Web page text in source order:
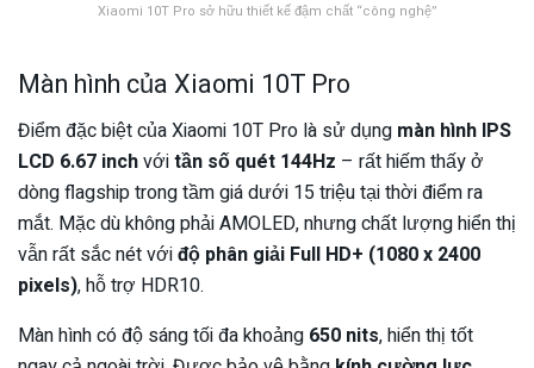
Xiaomi 10T Pro sở hữu thiết kế đậm chất “công nghệ”
Màn hình của Xiaomi 10T Pro
Điểm đặc biệt của Xiaomi 10T Pro là sử dụng màn hình IPS
LCD 6.67 inchvớitần số quét 144Hz – rất hiếm thấy ở
dòng flagship trong tầm giá dưới 15 triệu tại thời điểm ra
mắt. Mặc dù không phải AMOLED, nhưng chất lượng hiển thị
vẫn rất sắc nét vớiđộ phân giải Full HD+ (1080 x 2400
pixels), hỗ trợ HDR10.
Màn hình có độ sáng tối đa khoảng 650 nits, hiển thị tốt